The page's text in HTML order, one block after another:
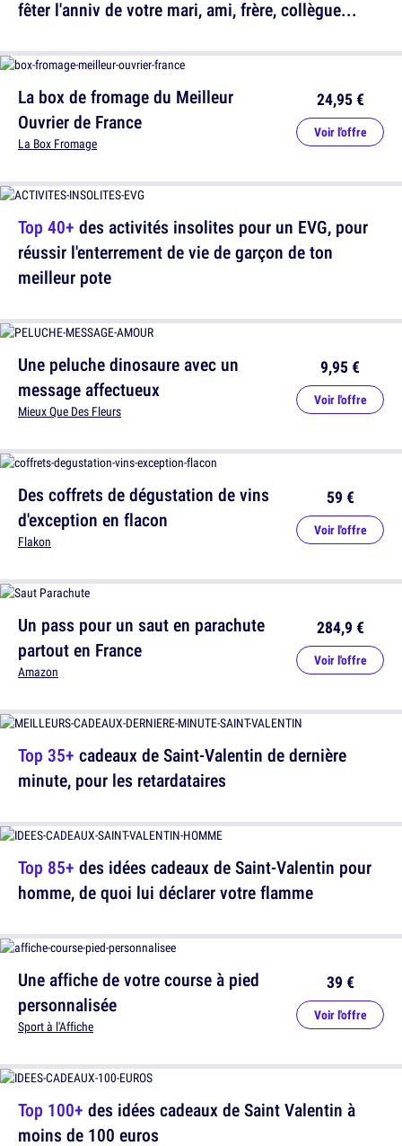
fêter l'anniv de votre mari, ami, frère, collègue...
Top 40+ des activités insolites pour un EVG, pour
réussir l'enterrement de vie de garçon de ton
meilleur pote
Des coffrets de dégustation de vins
d'exception en flacon
Flakon
59 €
Voir l'offre
Top 35+ cadeaux de Saint-Valentin de dernière
minute, pour les retardataires
Une affiche de votre course à pied
personnalisée
Sport à l'Affiche
39 €
Voir l'offre
La box de fromage du Meilleur
Ouvrier de France
La Box Fromage
24,95 €
Voir l'offre
Une peluche dinosaure avec un
message affectueux
Mieux Que Des Fleurs
9,95 €
Voir l'offre
Un pass pour un saut en parachute
partout en France
Amazon
284,9 €
Voir l'offre
Top 85+ des idées cadeaux de Saint-Valentin pour
homme, de quoi lui déclarer votre flamme
Top 100+ des idées cadeaux de Saint Valentin à
moins de 100 euros